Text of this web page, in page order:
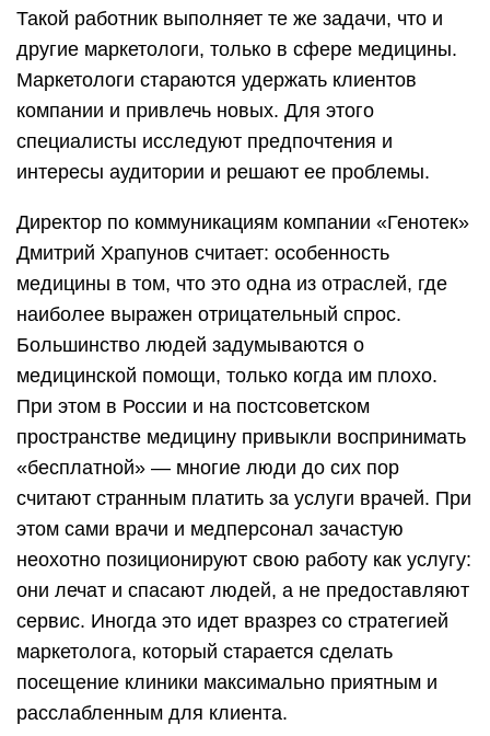
Такой работник выполняет те же задачи, что и
другие маркетологи, только в сфере медицины.
Маркетологи стараются удержать клиентов
компании и привлечь новых. Для этого
специалисты исследуют предпочтения и
интересы аудитории и решают ее проблемы.
Директор по коммуникациям компании «Генотек»
Дмитрий Храпунов считает: особенность
медицины в том, что это одна из отраслей, где
наиболее выражен отрицательный спрос.
Большинство людей задумываются о
медицинской помощи, только когда им плохо.
При этом в России и на постсоветском
пространстве медицину привыкли воспринимать
«бесплатной» — многие люди до сих пор
считают странным платить за услуги врачей. При
этом сами врачи и медперсонал зачастую
неохотно позиционируют свою работу как услугу:
они лечат и спасают людей, а не предоставляют
сервис. Иногда это идет вразрез со стратегией
маркетолога, который старается сделать
посещение клиники максимально приятным и
расслабленным для клиента.